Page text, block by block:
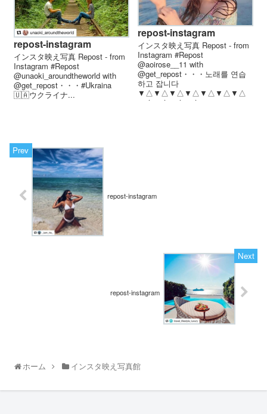
repost-instagram
インスタ映え写真 Repost - from
Instagram #Repost
@unaoki_aroundtheworld with
@get_repost・・・#Ukraina
🇺🇦ウクライナ...
repost-instagram
インスタ映え写真 Repost - from
Instagram #Repost
@aoirose__11 with
@get_repost・・・노래를 연습
하고 잡니다
▼△▼△▼△▼△▼△▼△▼△
▼△▼△▼△▼△ repos...
repost-instagram
repost-instagram
ホーム インスタ映え写真館